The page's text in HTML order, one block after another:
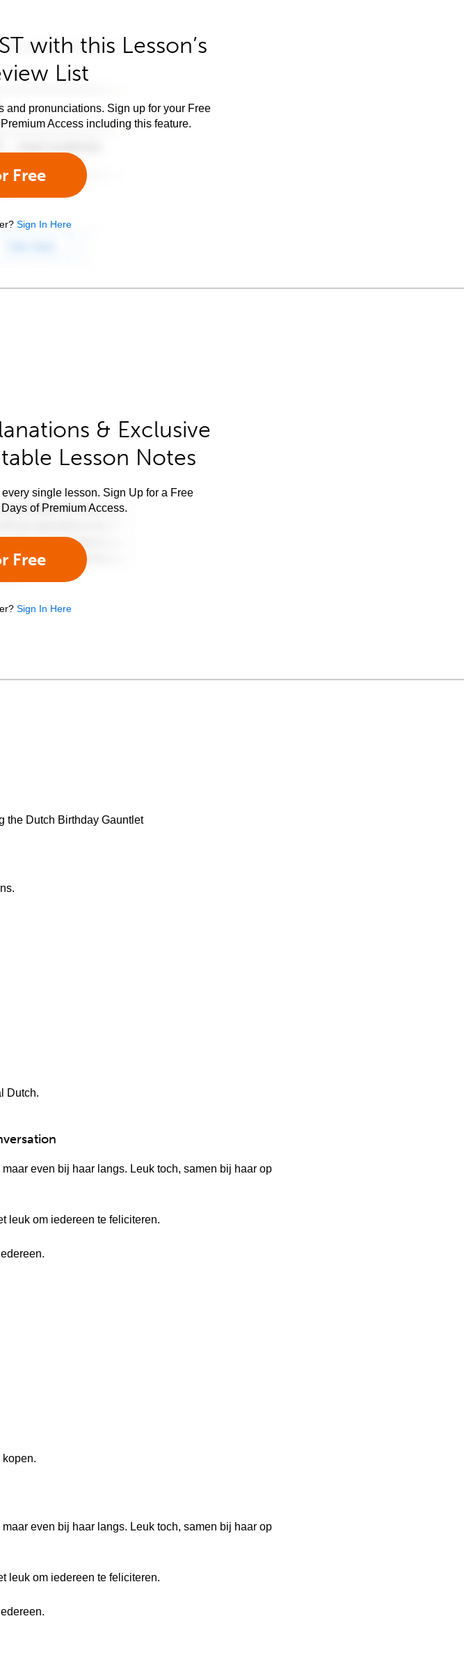
with this Lesson’s
List
and pronunciations. Sign up for your Free
Access including this feature.
Free
Sign In Here
& Exclusive
Lesson Notes
single lesson. Sign Up for a Free
of Premium Access.
Free
Sign In Here
the Dutch Birthday Gauntlet
Dutch.
even bij haar langs. Leuk toch, samen bij haar op
leuk om iedereen te feliciteren.
kopen.
even bij haar langs. Leuk toch, samen bij haar op
leuk om iedereen te feliciteren.